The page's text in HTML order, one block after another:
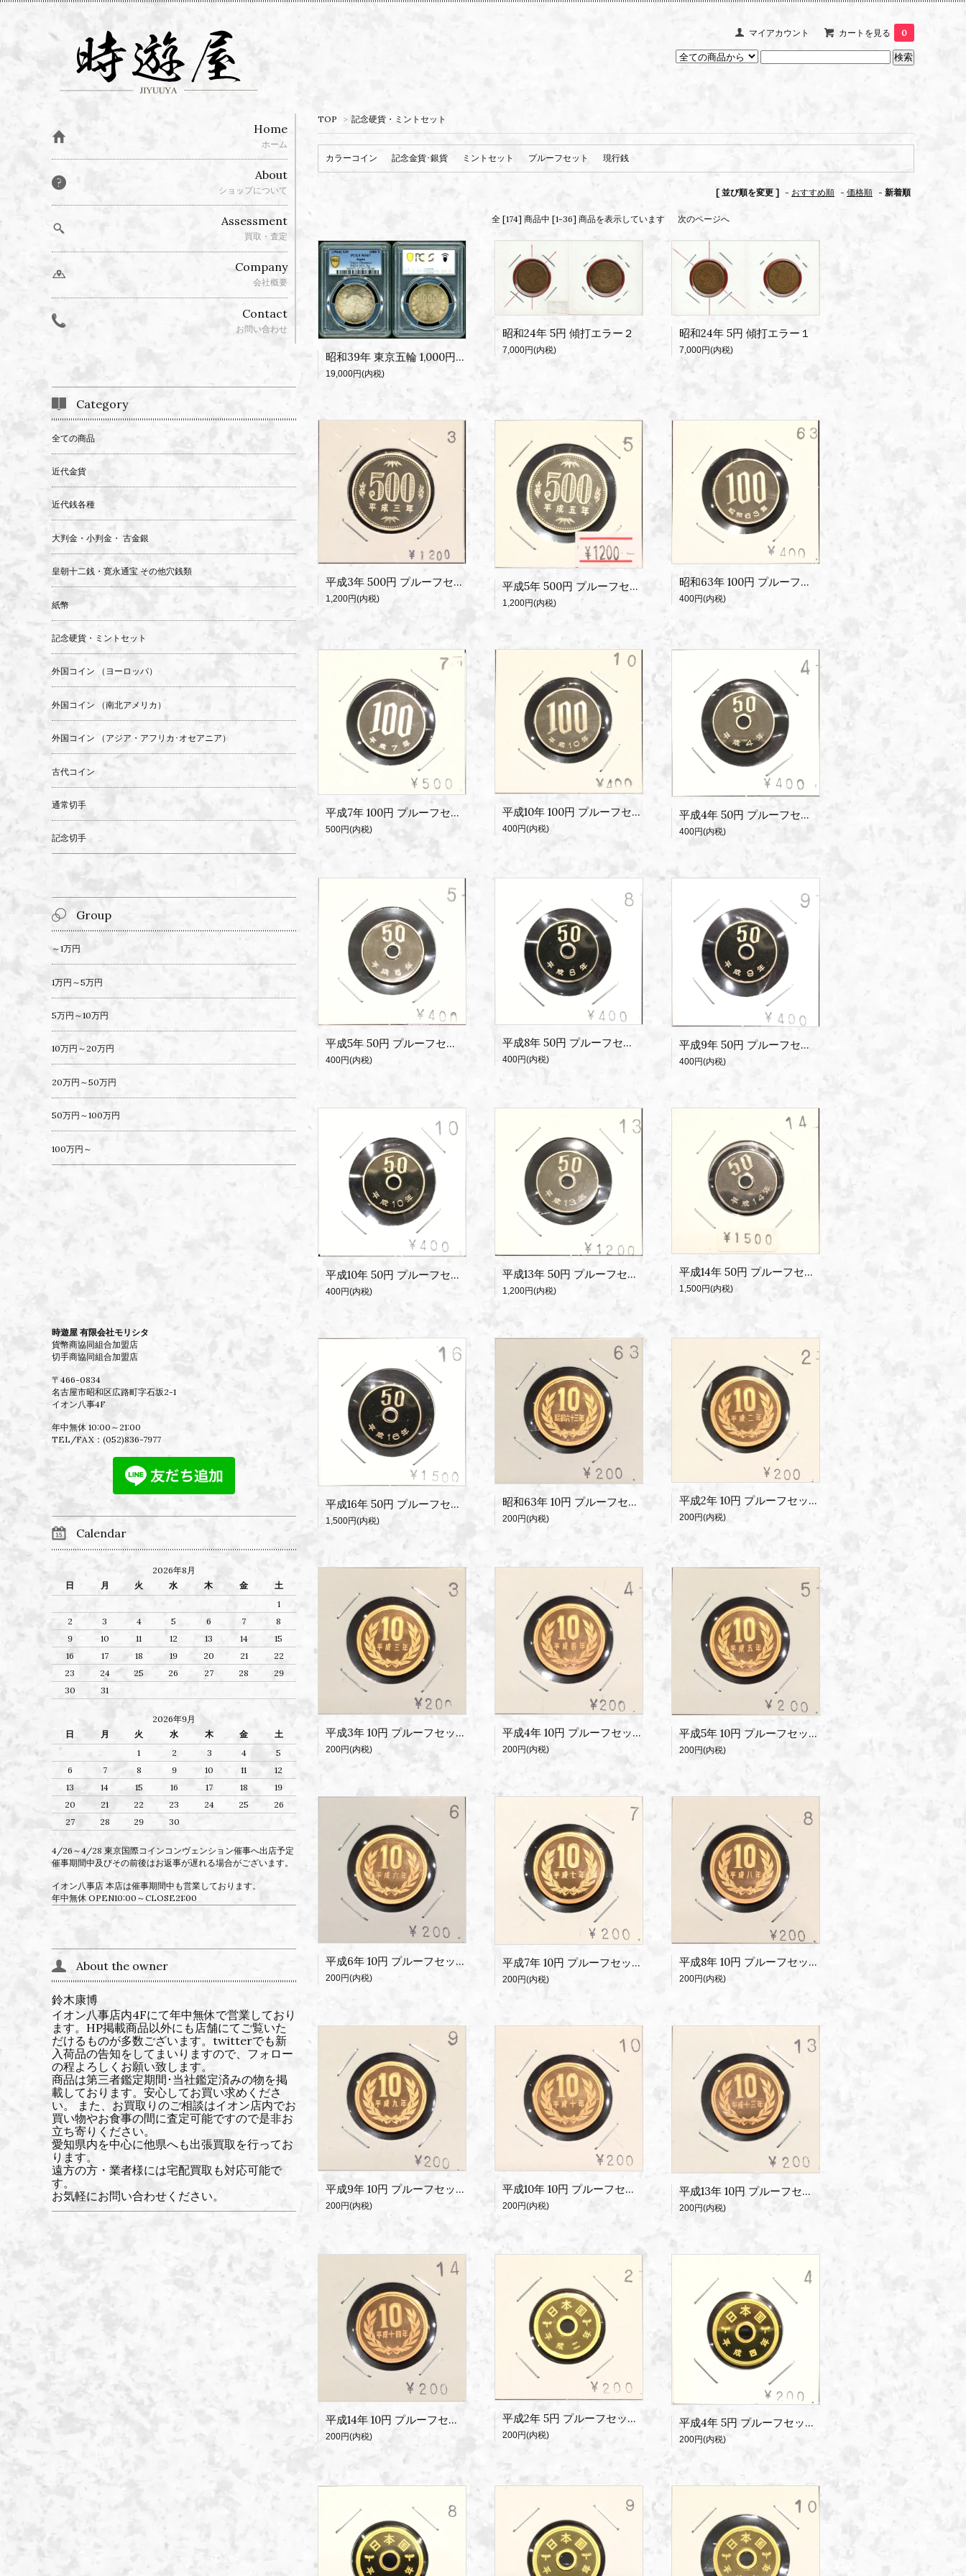
マイアカウント カートを見る 0
TOP > 記念硬貨・ミントセット
カラーコイン 記念金貨･銀貨 ミントセット プルーフセット 現行銭
[ 並び順を変更 ] - おすすめ順 - 価格順 - 新着順
全 [174] 商品中 [1-36] 商品を表示しています 次のページへ
昭和39年 東京五輪 1,000円銀貨 PCGS MS67
19,000円(内税)
昭和24年 5円 傾打エラー２
7,000円(内税)
昭和24年 5円 傾打エラー１
7,000円(内税)
平成3年 500円 プルーフセット出し
1,200円(内税)
平成5年 500円 プルーフセット出し
1,200円(内税)
昭和63年 100円 プルーフセット出し
400円(内税)
平成7年 100円 プルーフセット出し
500円(内税)
平成10年 100円 プルーフセット出し
400円(内税)
平成4年 50円 プルーフセット出し
400円(内税)
平成5年 50円 プルーフセット出し
400円(内税)
平成8年 50円 プルーフセット出し
400円(内税)
平成9年 50円 プルーフセット出し
400円(内税)
平成10年 50円 プルーフセット出し
400円(内税)
平成13年 50円 プルーフセット出し
1,200円(内税)
平成14年 50円 プルーフセット出し
1,500円(内税)
平成16年 50円 プルーフセット出し
1,500円(内税)
昭和63年 10円 プルーフセット出し
200円(内税)
平成2年 10円 プルーフセット出し
200円(内税)
平成3年 10円 プルーフセット出し
200円(内税)
平成4年 10円 プルーフセット出し
200円(内税)
平成5年 10円 プルーフセット出し
200円(内税)
平成6年 10円 プルーフセット出し
200円(内税)
平成7年 10円 プルーフセット出し
200円(内税)
平成8年 10円 プルーフセット出し
200円(内税)
平成9年 10円 プルーフセット出し
200円(内税)
平成10年 10円 プルーフセット出し
200円(内税)
平成13年 10円 プルーフセット出し
200円(内税)
平成14年 10円 プルーフセット出し
200円(内税)
平成2年 5円 プルーフセット出し
200円(内税)
平成4年 5円 プルーフセット出し
200円(内税)
Home
ホーム
About
ショップについて
Assessment
買取・査定
Company
会社概要
Contact
お問い合わせ
Category
全ての商品
近代金貨
近代銭各種
大判金・小判金・ 古金銀
皇朝十二銭・寛永通宝 その他穴銭類
紙幣
記念硬貨・ミントセット
外国コイン （ヨーロッパ）
外国コイン （南北アメリカ）
外国コイン （アジア・アフリカ･オセアニア）
古代コイン
通常切手
記念切手
Group
～1万円
1万円～5万円
5万円～10万円
10万円～20万円
20万円～50万円
50万円～100万円
100万円～
時遊屋 有限会社モリシタ
貨幣商協同組合加盟店
切手商協同組合加盟店
〒466-0834
名古屋市昭和区広路町字石坂2-1
イオン八事4F
年中無休 10:00～21:00
TEL/FAX： (052)836-7977
Calendar
2026年8月
日
月 火 水 木 金
土
1
2
3 4 5 6 7
8
9
10 11 12 13 14
15
16
17 18 19 20 21
22
23
24 25 26 27 28
29
30
31
2026年9月
日
月 火 水 木 金
土
1
2 3 4
5
6
7 8 9 10 11
12
13
14 15 16 17 18
19
20
21 22 23 24 25
26
27
28 29 30
4/26～4/28 東京国際コインコンヴェンション催事へ出店予定
催事期間中及びその前後はお返事が遅れる場合がございます。
イオン八事店 本店は催事期間中も営業しております。
年中無休 OPEN10:00～CLOSE21:00
About the owner
鈴木康博
イオン八事店内4Fにて年中無休で営業しており
ます。HP掲載商品以外にも店舗にてご覧いた
だけるものが多数ございます。twitterでも新
入荷品の告知をしてまいりますので、フォロー
の程よろしくお願い致します。
商品は第三者鑑定期間･当社鑑定済みの物を掲
載しております。安心してお買い求めくださ
い。 また、お買取りのご相談はイオン店内でお
買い物やお食事の間に査定可能ですので是非お
立ち寄りください。
愛知県内を中心に他県へも出張買取を行ってお
ります。
遠方の方・業者様には宅配買取も対応可能で
す。
お気軽にお問い合わせください。